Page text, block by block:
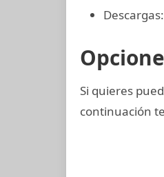
Si quieres
continuación